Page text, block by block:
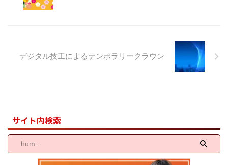
名を超える演者による大変貴重な
デジタル技工によるテンポラリークラウン
サイト内検索